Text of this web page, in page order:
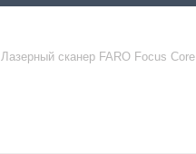
Лазерный сканер FARO Focus Core